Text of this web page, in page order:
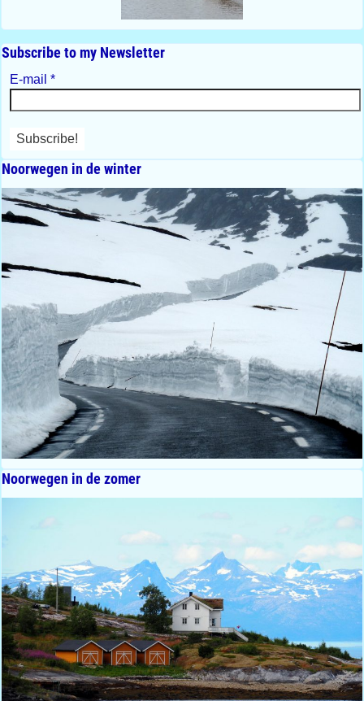
Subscribe to my Newsletter
E-mail *
Noorwegen in de winter
Noorwegen in de zomer